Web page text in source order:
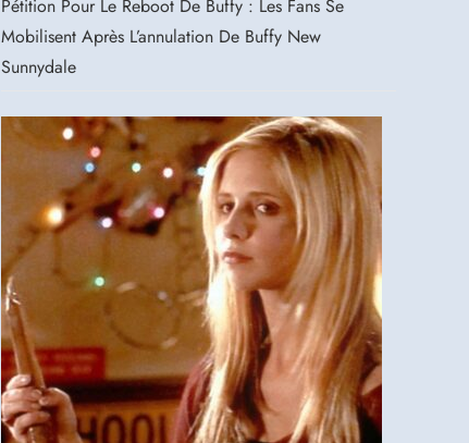
Pétition Pour Le Reboot De Buffy : Les Fans Se
Mobilisent Après L’annulation De Buffy New
Sunnydale